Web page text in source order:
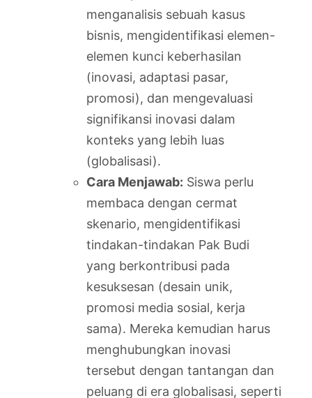
menganalisis sebuah kasus
bisnis, mengidentifikasi elemen-
elemen kunci keberhasilan
(inovasi, adaptasi pasar,
promosi), dan mengevaluasi
signifikansi inovasi dalam
konteks yang lebih luas
(globalisasi).
Cara Menjawab: Siswa perlu
membaca dengan cermat
skenario, mengidentifikasi
tindakan-tindakan Pak Budi
yang berkontribusi pada
kesuksesan (desain unik,
promosi media sosial, kerja
sama). Mereka kemudian harus
menghubungkan inovasi
tersebut dengan tantangan dan
peluang di era globalisasi, seperti